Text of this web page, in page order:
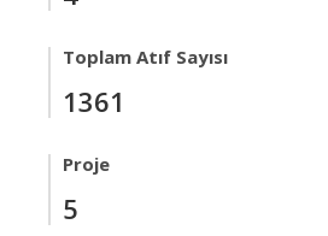
Toplam Atıf Sayısı
1361
Proje
5